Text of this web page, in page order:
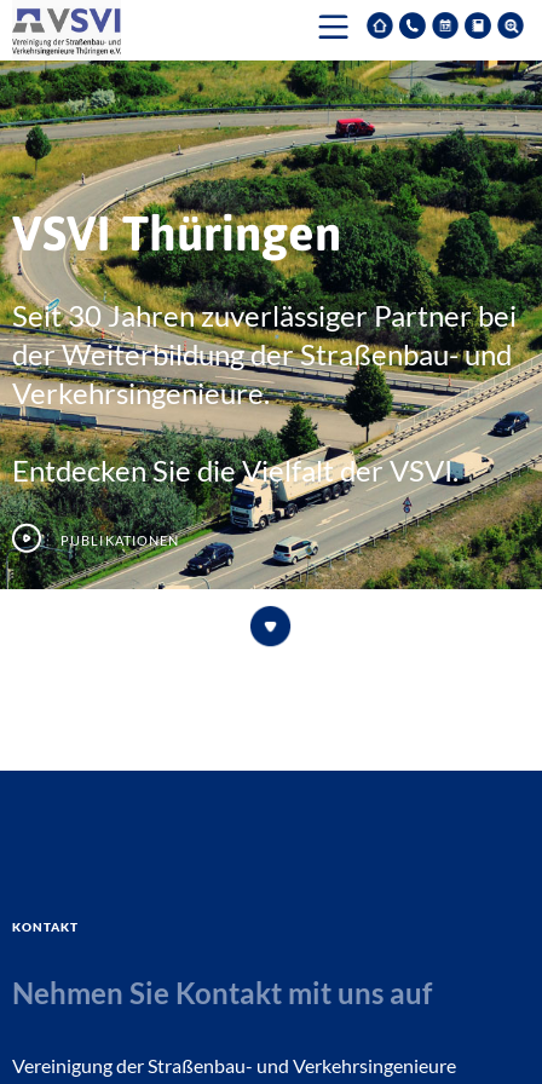
VSVI Thüringen
Seit 30 Jahren zuverlässiger Partner bei
der Weiterbildung der Straßenbau- und
Verkehrsingenieure.
Entdecken Sie die Vielfalt der VSVI.
Publikationen
Kontakt
Nehmen Sie Kontakt mit uns auf
Vereinigung der Straßenbau- und Verkehrsingenieure